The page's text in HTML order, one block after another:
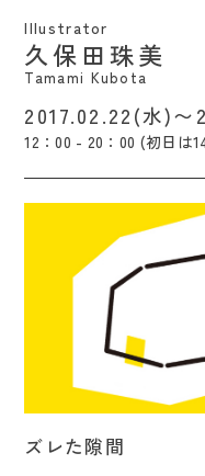
Illustrator
久保田珠美
Tamami Kubota
2017.02.22(水)〜
12：00 - 20：00 (初日は
ズレた隙間